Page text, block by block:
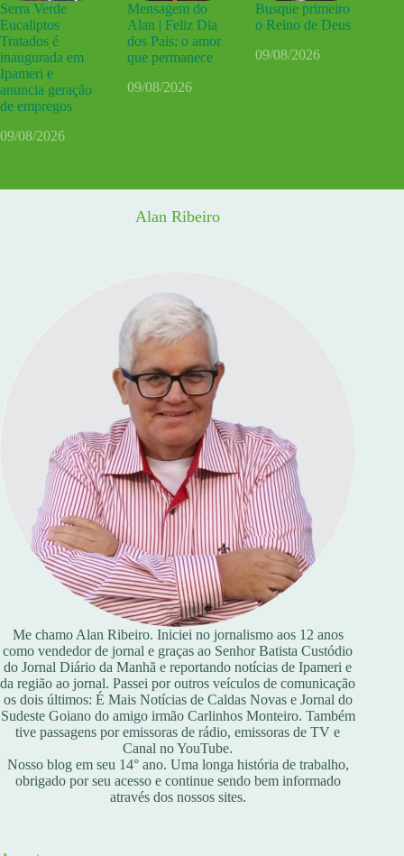
Serra Verde
Eucaliptos
Tratados é
inaugurada em
Ipameri e
anuncia geração
de empregos
09/08/2026
Mensagem do
Alan | Feliz Dia
dos Pais: o amor
que permanece
09/08/2026
Busque primeiro
o Reino de Deus
09/08/2026
Alan Ribeiro
Me chamo Alan Ribeiro. Iniciei no jornalismo aos 12 anos
como vendedor de jornal e graças ao Senhor Batista Custódio
do Jornal Diário da Manhã e reportando notícias de Ipameri e
da região ao jornal. Passei por outros veículos de comunicação
os dois últimos: É Mais Notícias de Caldas Novas e Jornal do
Sudeste Goiano do amigo irmão Carlinhos Monteiro. Também
tive passagens por emissoras de rádio, emissoras de TV e
Canal no YouTube.
Nosso blog em seu 14° ano. Uma longa história de trabalho,
obrigado por seu acesso e continue sendo bem informado
através dos nossos sites.